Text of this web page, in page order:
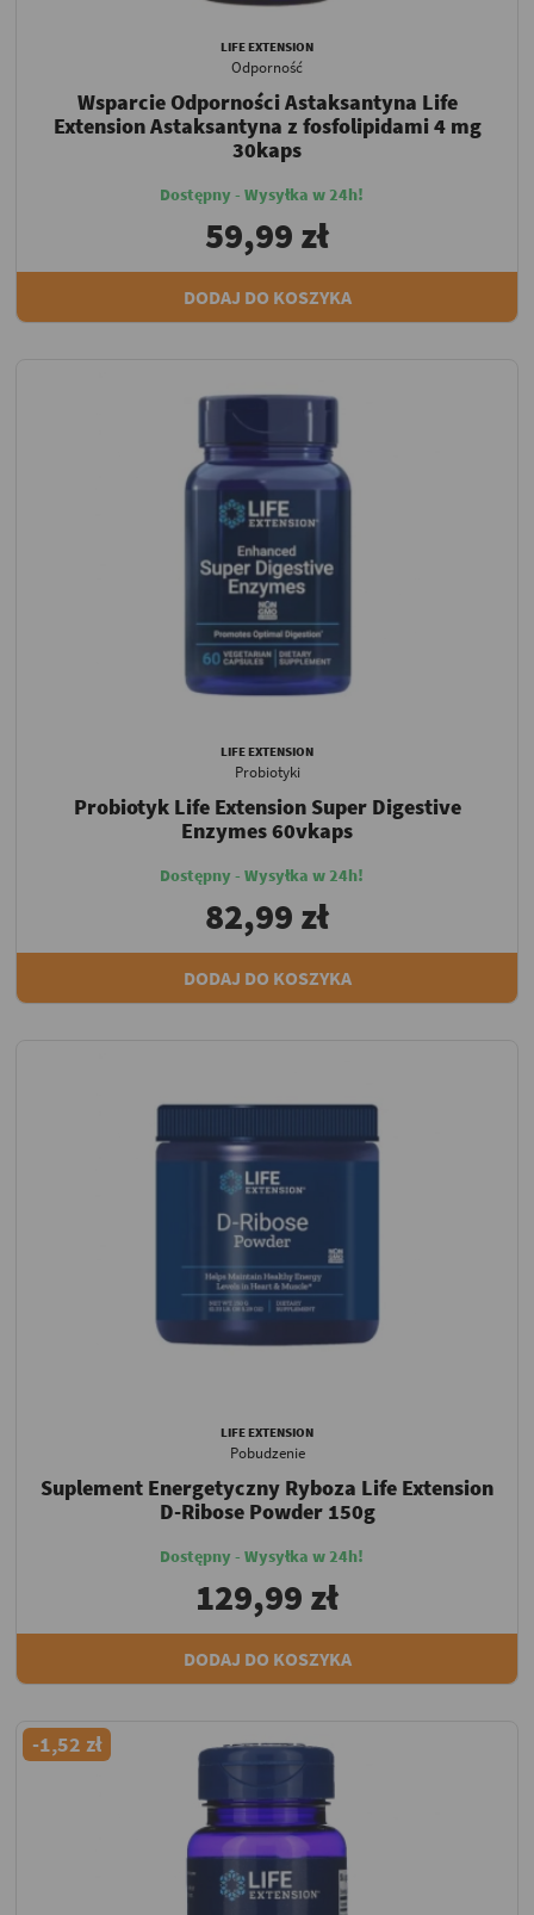
LIFE EXTENSION
Odporność
Wsparcie Odporności Astaksantyna Life
Extension Astaksantyna z fosfolipidami 4 mg
30kaps
Dostępny - Wysyłka w 24h!
59,99 zł
DODAJ DO KOSZYKA
LIFE EXTENSION
Probiotyki
Probiotyk Life Extension Super Digestive
Enzymes 60vkaps
Dostępny - Wysyłka w 24h!
82,99 zł
DODAJ DO KOSZYKA
LIFE EXTENSION
Pobudzenie
Suplement Energetyczny Ryboza Life Extension
D-Ribose Powder 150g
Dostępny - Wysyłka w 24h!
129,99 zł
DODAJ DO KOSZYKA
-1,52 zł